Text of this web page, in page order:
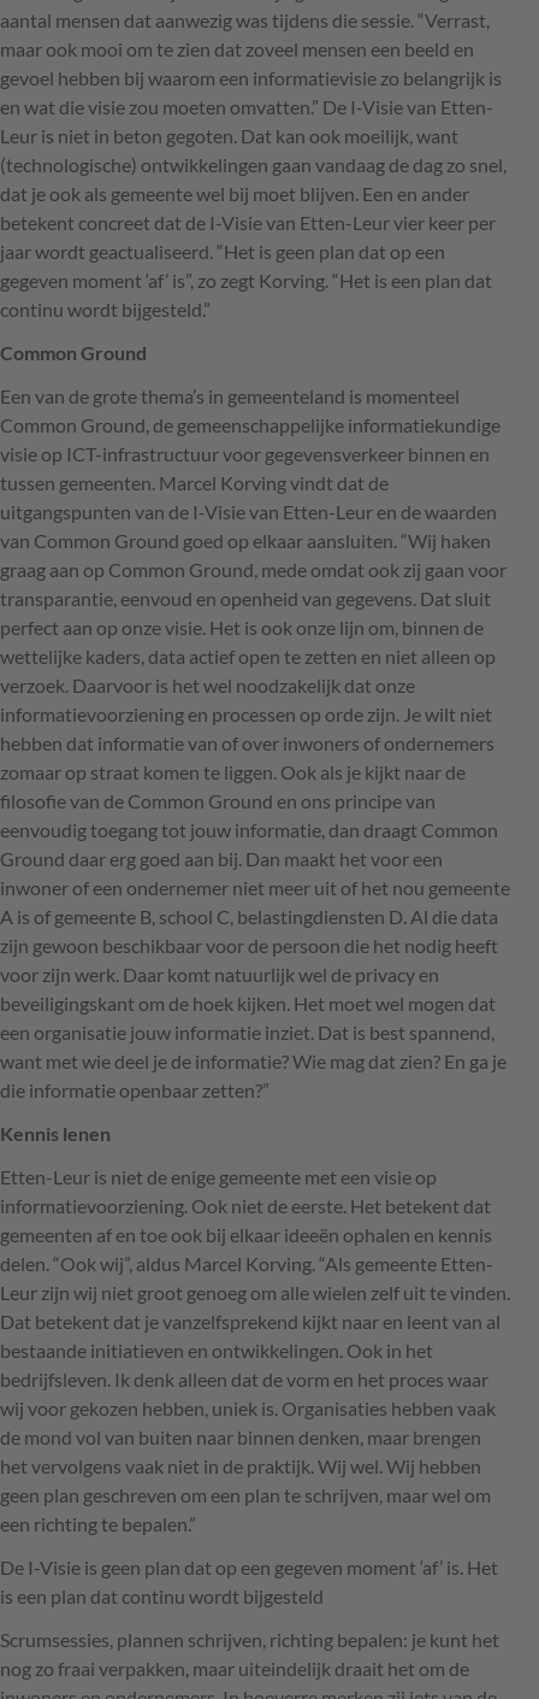
aantal mensen dat aanwezig was tijdens die sessie. “Verrast,
maar ook mooi om te zien dat zoveel mensen een beeld en
gevoel hebben bij waarom een informatievisie zo belangrijk is
en wat die visie zou moeten omvatten.” De I-Visie van Etten-
Leur is niet in beton gegoten. Dat kan ook moeilijk, want
(technologische) ontwikkelingen gaan vandaag de dag zo snel,
dat je ook als gemeente wel bij moet blijven. Een en ander
betekent concreet dat de I-Visie van Etten-Leur vier keer per
jaar wordt geactualiseerd. “Het is geen plan dat op een
gegeven moment ‘af’ is”, zo zegt Korving. “Het is een plan dat
continu wordt bijgesteld.”
Common Ground
Een van de grote thema’s in gemeenteland is momenteel
Common Ground, de gemeenschappelijke informatiekundige
visie op ICT-infrastructuur voor gegevensverkeer binnen en
tussen gemeenten. Marcel Korving vindt dat de
uitgangspunten van de I-Visie van Etten-Leur en de waarden
van Common Ground goed op elkaar aansluiten. “Wij haken
graag aan op Common Ground, mede omdat ook zij gaan voor
transparantie, eenvoud en openheid van gegevens. Dat sluit
perfect aan op onze visie. Het is ook onze lijn om, binnen de
wettelijke kaders, data actief open te zetten en niet alleen op
verzoek. Daarvoor is het wel noodzakelijk dat onze
informatievoorziening en processen op orde zijn. Je wilt niet
hebben dat informatie van of over inwoners of ondernemers
zomaar op straat komen te liggen. Ook als je kijkt naar de
filosofie van de Common Ground en ons principe van
eenvoudig toegang tot jouw informatie, dan draagt Common
Ground daar erg goed aan bij. Dan maakt het voor een
inwoner of een ondernemer niet meer uit of het nou gemeente
A is of gemeente B, school C, belastingdiensten D. Al die data
zijn gewoon beschikbaar voor de persoon die het nodig heeft
voor zijn werk. Daar komt natuurlijk wel de privacy en
beveiligingskant om de hoek kijken. Het moet wel mogen dat
een organisatie jouw informatie inziet. Dat is best spannend,
want met wie deel je de informatie? Wie mag dat zien? En ga je
die informatie openbaar zetten?”
Kennis lenen
Etten-Leur is niet de enige gemeente met een visie op
informatievoorziening. Ook niet de eerste. Het betekent dat
gemeenten af en toe ook bij elkaar ideeën ophalen en kennis
delen. “Ook wij”, aldus Marcel Korving. “Als gemeente Etten-
Leur zijn wij niet groot genoeg om alle wielen zelf uit te vinden.
Dat betekent dat je vanzelfsprekend kijkt naar en leent van al
bestaande initiatieven en ontwikkelingen. Ook in het
bedrijfsleven. Ik denk alleen dat de vorm en het proces waar
wij voor gekozen hebben, uniek is. Organisaties hebben vaak
de mond vol van buiten naar binnen denken, maar brengen
het vervolgens vaak niet in de praktijk. Wij wel. Wij hebben
geen plan geschreven om een plan te schrijven, maar wel om
een richting te bepalen.”
De I-Visie is geen plan dat op een gegeven moment ‘af’ is. Het
is een plan dat continu wordt bijgesteld
Scrumsessies, plannen schrijven, richting bepalen: je kunt het
nog zo fraai verpakken, maar uiteindelijk draait het om de